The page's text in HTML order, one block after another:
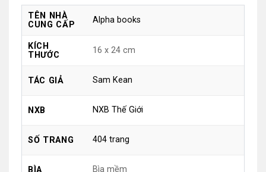
TÊN NHÀ
CUNG CẤP
Alpha books
KÍCH
THƯỚC
16 x 24 cm
TÁC GIẢ Sam Kean
NXB NXB Thế Giới
SỐ TRANG 404 trang
BÌA Bìa mềm